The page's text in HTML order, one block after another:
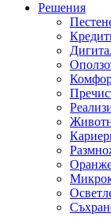
Решения